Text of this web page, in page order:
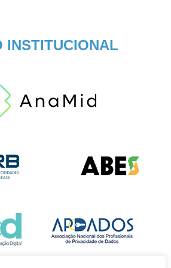
INSTITUCIONAL